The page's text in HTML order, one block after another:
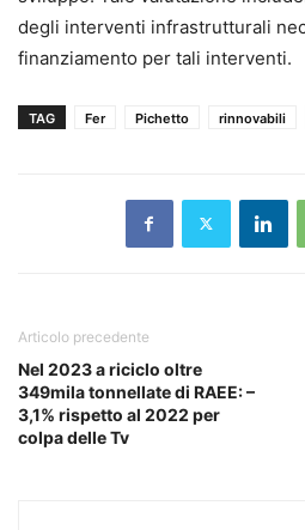
degli interventi infrastrutturali
finanziamento per tali interventi.
TAG Fer Pichetto rinnovabili
Articolo precedente
Nel 2023 a riciclo oltre
349mila tonnellate di RAEE: –
3,1% rispetto al 2022 per
colpa delle Tv